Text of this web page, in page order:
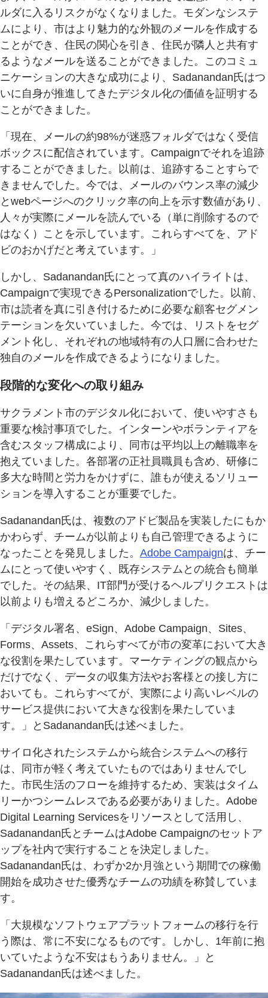
ルダに入るリスクがなくなりました。モダンなシステ
ムにより、市はより魅力的な外観のメールを作成する
ことができ、住民の関心を引き、住民が隣人と共有す
るようなメールを送ることができました。このコミュ
ニケーションの大きな成功により、Sadanandan氏はつ
いに自身が推進してきたデジタル化の価値を証明する
ことができました。
「現在、メールの約98%が迷惑フォルダではなく受信
ボックスに配信されています。Campaignでそれを追跡
することができました。以前は、追跡することすらで
きませんでした。今では、メールのバウンス率の減少
とwebページへのクリック率の向上を示す数値があり、
人々が実際にメールを読んでいる（単に削除するので
はなく）ことを示しています。これらすべてを、アド
ビのおかげだと考えています。」
しかし、Sadanandan氏にとって真のハイライトは、
Campaignで実現できるPersonalizationでした。以前、
市は読者を真に引き付けるために必要な顧客セグメン
テーションを欠いていました。今では、リストをセグ
メント化し、それぞれの地域特有の人口層に合わせた
独自のメールを作成できるようになりました。
段階的な変化への取り組み
サクラメント市のデジタル化において、使いやすさも
重要な検討事項でした。インターンやボランティアを
含むスタッフ構成により、同市は平均以上の離職率を
抱えていました。各部署の正社員職員も含め、研修に
多大な時間と労力をかけずに、誰もが使えるソリュー
ションを導入することが重要でした。
Sadanandan氏は、複数のアドビ製品を実装したにもか
かわらず、チームが以前よりも自己管理できるように
なったことを発見しました。 Adobe Campaignは、チー
ムにとって使いやすく、既存システムとの統合も簡単
でした。その結果、IT部門が受けるヘルプリクエストは
以前よりも増えるどころか、減少しました。
「デジタル署名、eSign、Adobe Campaign、Sites、
Forms、Assets、これらすべてが市の変革において大き
な役割を果たしています。マーケティングの観点から
だけでなく、データの収集方法やお客様との接し方に
おいても。これらすべてが、実際により高いレベルの
サービス提供において大きな役割を果たしていま
す。」とSadanandan氏は述べました。
サイロ化されたシステムから統合システムへの移行
は、同市が軽く考えていたものではありませんでし
た。市民生活のフローを維持するため、実装はタイム
リーかつシームレスである必要がありました。Adobe
Digital Learning Servicesをリソースとして活用し、
Sadanandan氏とチームはAdobe Campaignのセットア
ップを社内で実行することを決定しました。
Sadanandan氏は、わずか2か月強という期間での稼働
開始を成功させた優秀なチームの功績を称賛していま
す。
「大規模なソフトウェアプラットフォームの移行を行
う際は、常に不安になるものです。しかし、1年前に抱
いていたような不安はもうありません。」と
Sadanandan氏は述べました。